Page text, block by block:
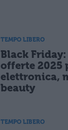
TEMPO LIBERO
Black
offerte 2025
elettronica,
beauty
TEMPO LIBERO